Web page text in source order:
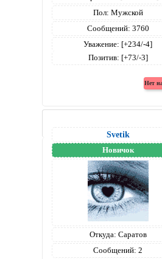
Пол: Мужской
Сообщений: 3760
Уважение: [+234/-4]
Позитив: [+73/-3]
Svetik
Новичок
Откуда: Саратов
Сообщений: 2